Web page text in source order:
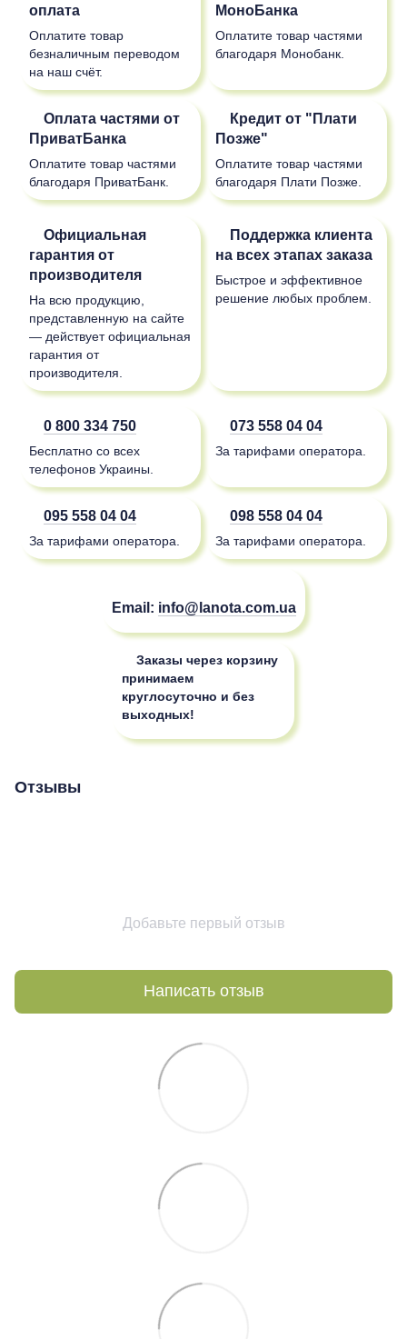
оплата
Оплатите товар
безналичным переводом
на наш счёт.
МоноБанка
Оплатите товар частями
благодаря Монобанк.
Оплата частями от
ПриватБанка
Оплатите товар частями
благодаря ПриватБанк.
Кредит от "Плати
Позже"
Оплатите товар частями
благодаря Плати Позже.
Официальная
гарантия от
производителя
На всю продукцию,
представленную на сайте
— действует официальная
гарантия от
производителя.
Поддержка клиента
на всех этапах заказа
Быстрое и эффективное
решение любых проблем.
0 800 334 750
Бесплатно со всех
телефонов Украины.
073 558 04 04
За тарифами оператора.
095 558 04 04
За тарифами оператора.
098 558 04 04
За тарифами оператора.
Email: info@lanota.com.ua
Заказы через корзину
принимаем
круглосуточно и без
выходных!
Отзывы
Добавьте первый отзыв
Написать отзыв